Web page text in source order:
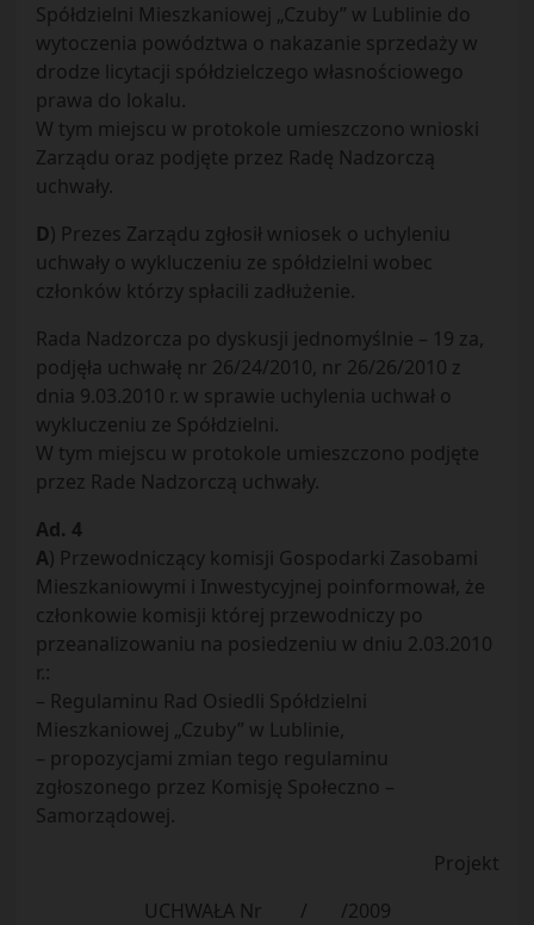
Spółdzielni Mieszkaniowej „Czuby” w Lublinie do
wytoczenia powództwa o nakazanie sprzedaży w
drodze licytacji spółdzielczego własnościowego
prawa do lokalu.
W tym miejscu w protokole umieszczono wnioski
Zarządu oraz podjęte przez Radę Nadzorczą
uchwały.
D) Prezes Zarządu zgłosił wniosek o uchyleniu
uchwały o wykluczeniu ze spółdzielni wobec
członków którzy spłacili zadłużenie.
Rada Nadzorcza po dyskusji jednomyślnie – 19 za,
podjęła uchwałę nr 26/24/2010, nr 26/26/2010 z
dnia 9.03.2010 r. w sprawie uchylenia uchwał o
wykluczeniu ze Spółdzielni.
W tym miejscu w protokole umieszczono podjęte
przez Rade Nadzorczą uchwały.
Ad. 4
A) Przewodniczący komisji Gospodarki Zasobami
Mieszkaniowymi i Inwestycyjnej poinformował, że
członkowie komisji której przewodniczy po
przeanalizowaniu na posiedzeniu w dniu 2.03.2010
r.:
– Regulaminu Rad Osiedli Spółdzielni
Mieszkaniowej „Czuby” w Lublinie,
– propozycjami zmian tego regulaminu
zgłoszonego przez Komisję Społeczno –
Samorządowej.
Projekt
UCHWAŁA Nr / /2009